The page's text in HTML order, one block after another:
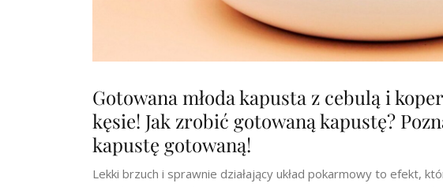
Gotowana młoda kapusta z cebulą i
kęsie! Jak zrobić gotowaną kapustę?
kapustę gotowaną!
Lekki brzuch i sprawnie działający układ pokarmowy to efekt,